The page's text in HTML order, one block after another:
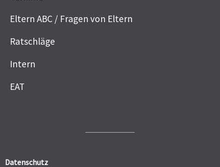
Eltern ABC / Fragen von Eltern
Ratschläge
Intern
EAT
Datenschutz